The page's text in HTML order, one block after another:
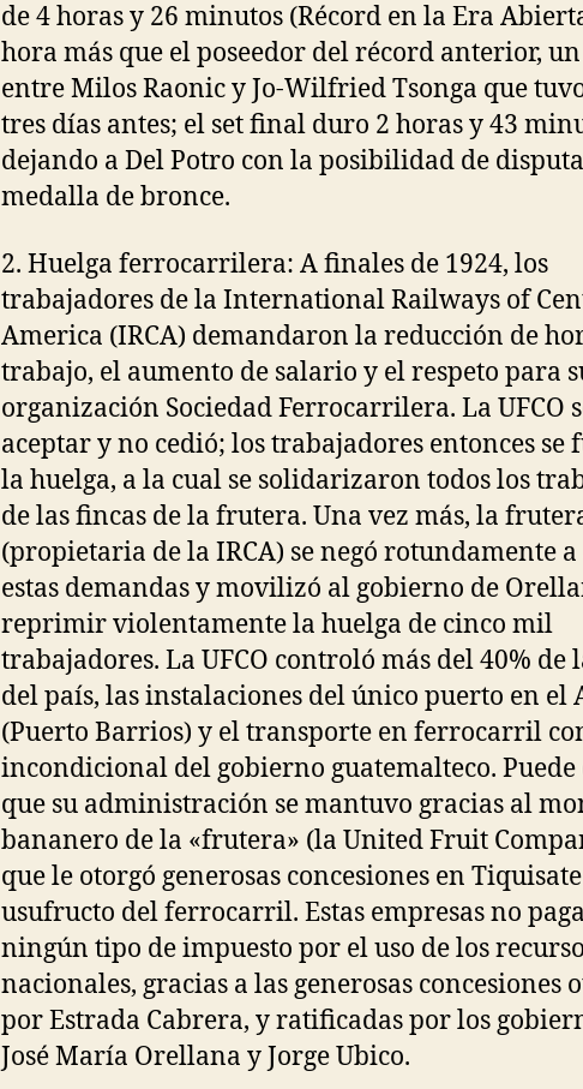
de 4 horas y 26 minutos (Récord en la Era
hora más que el poseedor del récord anterior,
entre Milos Raonic y Jo-Wilfried Tsonga que
tres días antes; el set final duro 2 horas y 43
dejando a Del Potro con la posibilidad de
medalla de bronce.
2. Huelga ferrocarrilera: A finales de 1924, los
trabajadores de la International Railways of
America (IRCA) demandaron la reducción de
trabajo, el aumento de salario y el respeto para
organización Sociedad Ferrocarrilera. La UFCO
aceptar y no cedió; los trabajadores entonces se
la huelga, a la cual se solidarizaron todos los
de las fincas de la frutera. Una vez más, la
(propietaria de la IRCA) se negó rotundamente
estas demandas y movilizó al gobierno de
reprimir violentamente la huelga de cinco mil
trabajadores. La UFCO controló más del 40% de
del país, las instalaciones del único puerto en el
(Puerto Barrios) y el transporte en ferrocarril
incondicional del gobierno guatemalteco. Puede
que su administración se mantuvo gracias al
bananero de la «frutera» (la United Fruit
que le otorgó generosas concesiones en
usufructo del ferrocarril. Estas empresas no
ningún tipo de impuesto por el uso de los
nacionales, gracias a las generosas concesiones
por Estrada Cabrera, y ratificadas por los
José María Orellana y Jorge Ubico.